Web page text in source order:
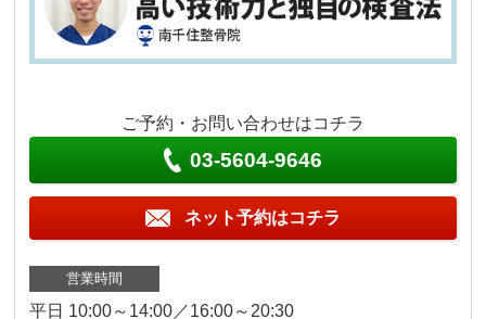
ご予約・お問い合わせはコチラ
03-5604-9646
ネット予約はコチラ
営業時間
平日 10:00～14:00／16:00～20:30